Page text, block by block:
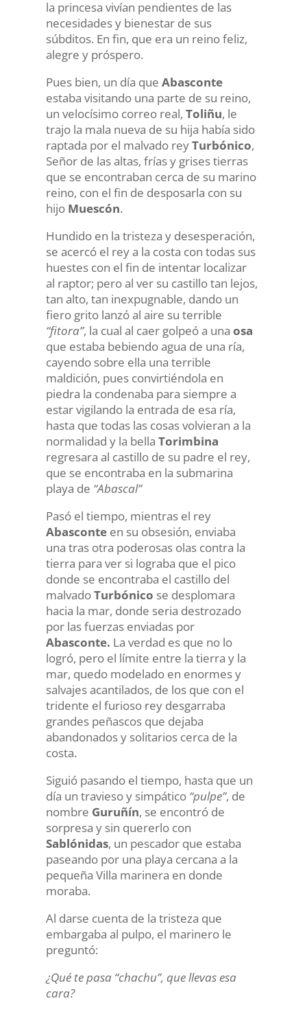
la princesa vivían pendientes de las
necesidades y bienestar de sus
súbditos. En fin, que era un reino feliz,
alegre y próspero.
Pues bien, un día que Abasconte
estaba visitando una parte de su reino,
un velocísimo correo real, Toliñu, le
trajo la mala nueva de su hija había sido
raptada por el malvado reyTurbónico,
Señor de las altas, frías y grises tierras
que se encontraban cerca de su marino
reino, con el fin de desposarla con su
hijo Muescón.
Hundido en la tristeza y desesperación,
se acercó el rey a la costa con todas sus
huestes con el fin de intentar localizar
al raptor; pero al ver su castillo tan lejos,
tan alto, tan inexpugnable, dando un
fiero grito lanzó al aire su terrible
“fitora”, la cual al caer golpeó a una osa
que estaba bebiendo agua de una ría,
cayendo sobre ella una terrible
maldición, pues convirtiéndola en
piedra la condenaba para siempre a
estar vigilando la entrada de esa ría,
hasta que todas las cosas volvieran a la
normalidad y la bella Torimbina
regresara al castillo de su padre el rey,
que se encontraba en la submarina
playa de “Abascal”
Pasó el tiempo, mientras el rey
Abasconteen su obsesión, enviaba
una tras otra poderosas olas contra la
tierra para ver si lograba que el pico
donde se encontraba el castillo del
malvadoTurbónico se desplomara
hacia la mar, donde seria destrozado
por las fuerzas enviadas por
Abasconte. La verdad es que no lo
logró, pero el límite entre la tierra y la
mar, quedo modelado en enormes y
salvajes acantilados, de los que con el
tridente el furioso rey desgarraba
grandes peñascos que dejaba
abandonados y solitarios cerca de la
costa.
Siguió pasando el tiempo, hasta que un
día un travieso y simpático “pulpe”, de
nombre Guruñín, se encontró de
sorpresa y sin quererlo con
Sablónidas, un pescador que estaba
paseando por una playa cercana a la
pequeña Villa marinera en donde
moraba.
Al darse cuenta de la tristeza que
embargaba al pulpo, el marinero le
preguntó:
¿Qué te pasa “chachu”, que llevas esa
cara?